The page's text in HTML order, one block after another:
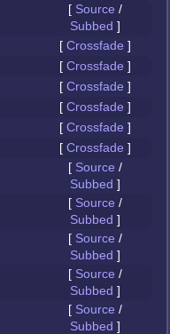
[ Source /
Subbed ]
[ Crossfade ]
[ Crossfade ]
[ Crossfade ]
[ Crossfade ]
[ Crossfade ]
[ Crossfade ]
[ Source /
Subbed ]
[ Source /
Subbed ]
[ Source /
Subbed ]
[ Source /
Subbed ]
[ Source /
Subbed ]